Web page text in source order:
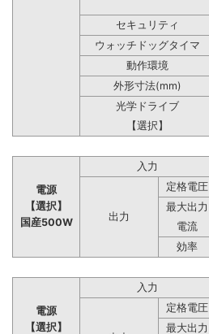
セキュリティ
ウォッチドッグタイマ
動作環境
外形寸法(mm)
光学ドライブ
【選択】
電源
【選択】
国産500W
入力
出力
定格電圧
最大出力
電流
効率
電源
【選択】
入力
定格電圧
最大出力